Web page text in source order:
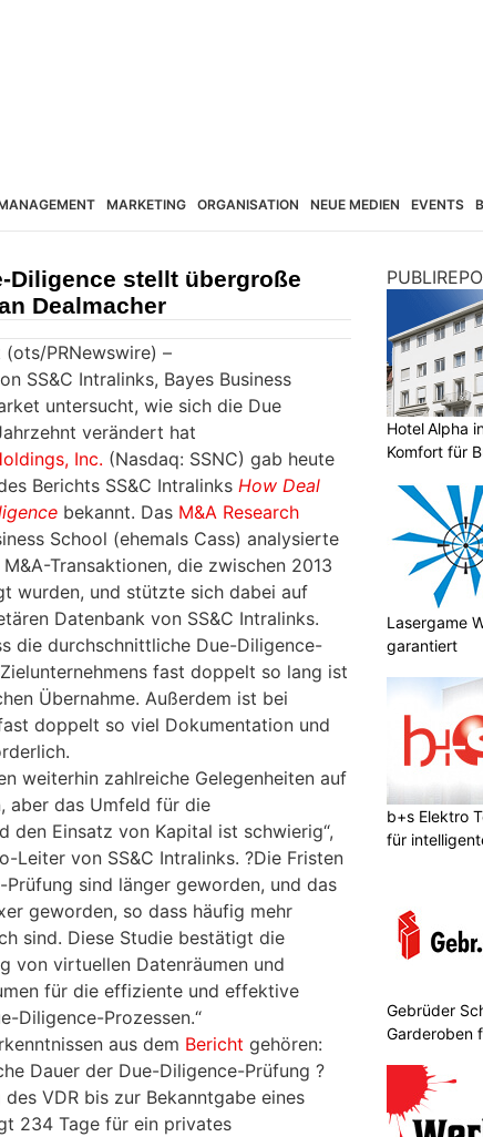
MARKETING ORGANISATION NEUE MEDIEN EVENTS
Diligence stellt übergroße
Dealmacher
PRNewswire) –
SS&C Intralinks, Bayes Business
untersucht, wie sich die Due
verändert hat
Inc. (Nasdaq: SSNC) gab heute
Berichts SS&C Intralinks How Deal
bekannt. Das M&A Research
School (ehemals Cass) analysierte
Transaktionen, die zwischen 2013
wurden, und stützte sich dabei auf
Datenbank von SS&C Intralinks.
die durchschnittliche Due-Diligence-
fast doppelt so lang ist
Übernahme. Außerdem ist bei
doppelt so viel Dokumentation und
weiterhin zahlreiche Gelegenheiten auf
aber das Umfeld für die
den Einsatz von Kapital ist schwierig“,
Leiter von SS&C Intralinks. ?Die Fristen
sind länger geworden, und das
geworden, so dass häufig mehr
sind. Diese Studie bestätigt die
von virtuellen Datenräumen und
für die effiziente und effektive
Diligence-Prozessen.“
aus dem Bericht gehören:
Dauer der Due-Diligence-Prüfung ?
VDR bis zur Bekanntgabe eines
234 Tage für ein privates
Hotel Alpha
Komfort für
Lasergame
garantiert
b+s Elektro
für
Gebrüder
Garderoben